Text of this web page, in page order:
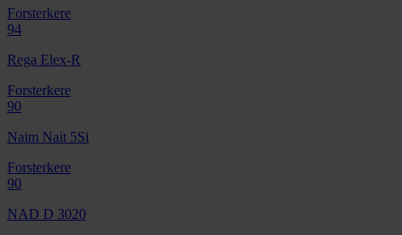
Forsterkere
94
Rega Elex-R
Forsterkere
90
Naim Nait 5Si
Forsterkere
90
NAD D 3020